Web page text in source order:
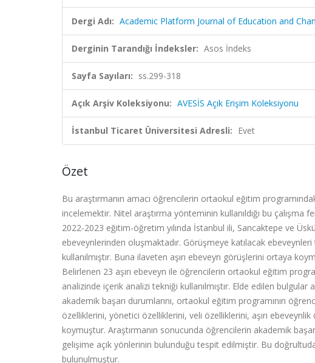
Dergi Adı: Academic Platform Journal of Education and
Derginin Tarandığı İndeksler: Asos İndeks
Sayfa Sayıları: ss.299-318
Açık Arşiv Koleksiyonu: AVESİS Açık Erişim Koleksiyonu
İstanbul Ticaret Üniversitesi Adresli: Evet
Özet
Bu araştırmanın amacı öğrencilerin ortaokul eğitim
incelemektir. Nitel araştırma yönteminin kullanıldığı bu çalışma
2022-2023 eğitim-öğretim yılında İstanbul ili, Sancaktepe ve
ebeveynlerinden oluşmaktadır. Görüşmeye katılacak ebeveynleri
kullanılmıştır. Buna ilaveten aşırı ebeveyn görüşlerini ortaya
Belirlenen 23 aşırı ebeveyn ile öğrencilerin ortaokul eğitim
analizinde içerik analizi tekniği kullanılmıştır. Elde edilen
akademik başarı durumlarını, ortaokul eğitim programının
özelliklerini, yönetici özelliklerini, veli özelliklerini, aşırı
koymuştur. Araştırmanın sonucunda öğrencilerin akademik
gelişime açık yönlerinin bulunduğu tespit edilmiştir. Bu
bulunulmuştur.